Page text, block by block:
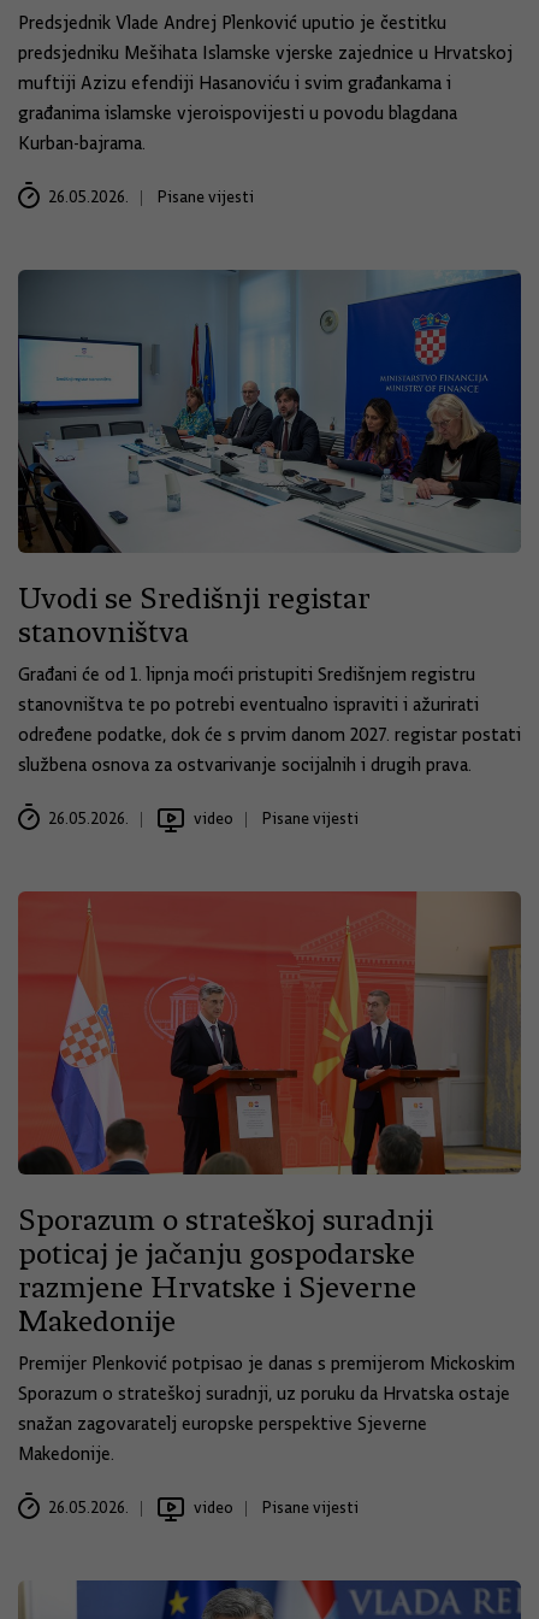
Predsjednik Vlade Andrej Plenković uputio je čestitku
predsjedniku Mešihata Islamske vjerske zajednice u Hrvatskoj
muftiji Azizu efendiji Hasanoviću i svim građankama i
građanima islamske vjeroispovijesti u povodu blagdana
Kurban-bajrama.
26.05.2026. Pisane vijesti
Uvodi se Središnji registar
stanovništva
Građani će od 1. lipnja moći pristupiti Središnjem registru
stanovništva te po potrebi eventualno ispraviti i ažurirati
određene podatke, dok će s prvim danom 2027. registar postati
službena osnova za ostvarivanje socijalnih i drugih prava.
26.05.2026. video Pisane vijesti
Sporazum o strateškoj suradnji
poticaj je jačanju gospodarske
razmjene Hrvatske i Sjeverne
Makedonije
Premijer Plenković potpisao je danas s premijerom Mickoskim
Sporazum o strateškoj suradnji, uz poruku da Hrvatska ostaje
snažan zagovaratelj europske perspektive Sjeverne
Makedonije.
26.05.2026. video Pisane vijesti